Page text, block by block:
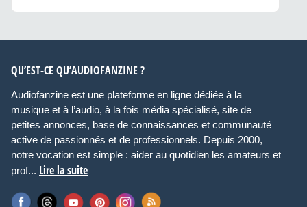
QU’EST-CE QU’AUDIOFANZINE ?
Audiofanzine est une plateforme en ligne dédiée à la
musique et à l’audio, à la fois média spécialisé, site de
petites annonces, base de connaissances et communauté
active de passionnés et de professionnels. Depuis 2000,
notre vocation est simple : aider au quotidien les amateurs et
prof... Lire la suite